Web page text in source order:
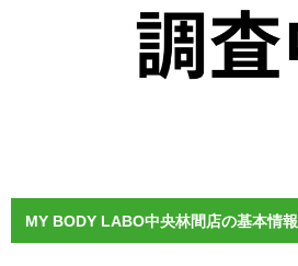
MY BODY LABO中央林間店の基本情報